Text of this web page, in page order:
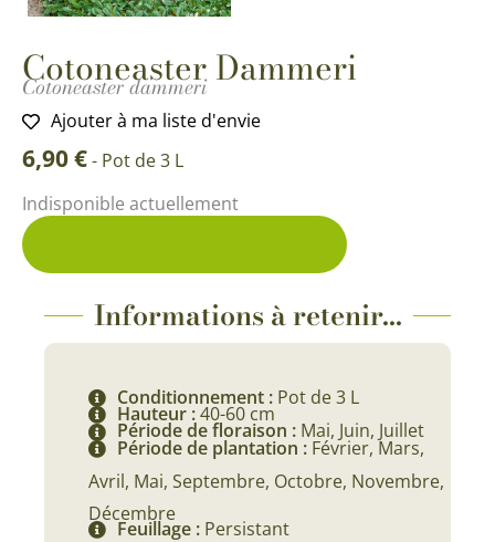
Cotoneaster Dammeri
Cotoneaster dammeri
Ajouter à ma liste d'envie
6,90€- Pot de 3 L
Indisponible actuellement
Informations à retenir...
Conditionnement : Pot de 3 L
Hauteur :40-60 cm
Période de floraison : Mai, Juin, Juillet
Période de plantation : Février, Mars,
Avril, Mai, Septembre, Octobre, Novembre,
Décembre
Feuillage : Persistant